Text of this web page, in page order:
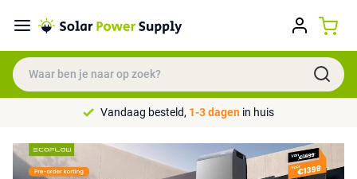
Vandaag besteld, 1-3 dagen in huis